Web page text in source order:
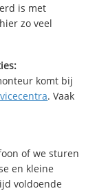
is met
zo veel
komt bij
. Vaak
of we sturen
en kleine
voldoende